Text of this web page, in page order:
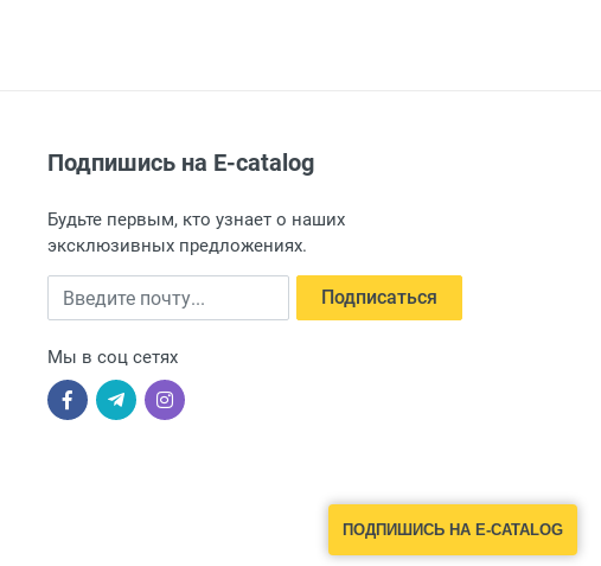
Подпишись на E-catalog
Будьте первым, кто узнает о наших
эксклюзивных предложениях.
Введите почту Подписаться
Мы в соц сетях
ПОДПИШИСЬ НА E-CATALOG